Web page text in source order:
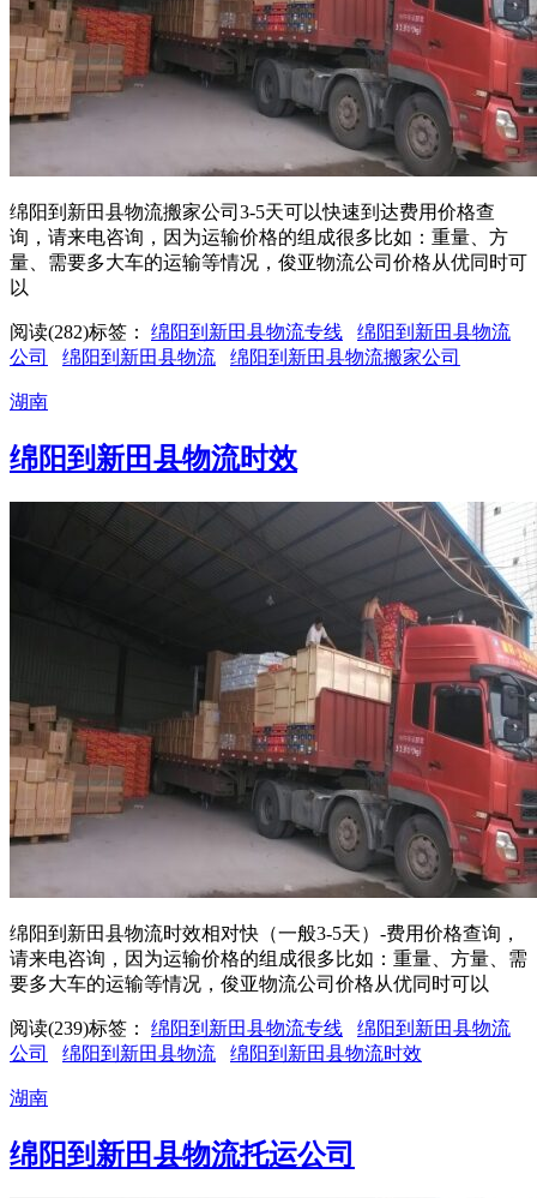
绵阳到新田县物流搬家公司3-5天可以快速到达费用价格查
询，请来电咨询，因为运输价格的组成很多比如：重量、方
量、需要多大车的运输等情况，俊亚物流公司价格从优同时可
以
阅读(282)标签： 绵阳到新田县物流专线
绵阳到新田县物流
公司
绵阳到新田县物流 绵阳到新田县物流搬家公司
湖南
绵阳到新田县物流时效
绵阳到新田县物流时效相对快（一般3-5天）-费用价格查询，
请来电咨询，因为运输价格的组成很多比如：重量、方量、需
要多大车的运输等情况，俊亚物流公司价格从优同时可以
阅读(239)标签： 绵阳到新田县物流专线
绵阳到新田县物流
公司
绵阳到新田县物流 绵阳到新田县物流时效
湖南
绵阳到新田县物流托运公司